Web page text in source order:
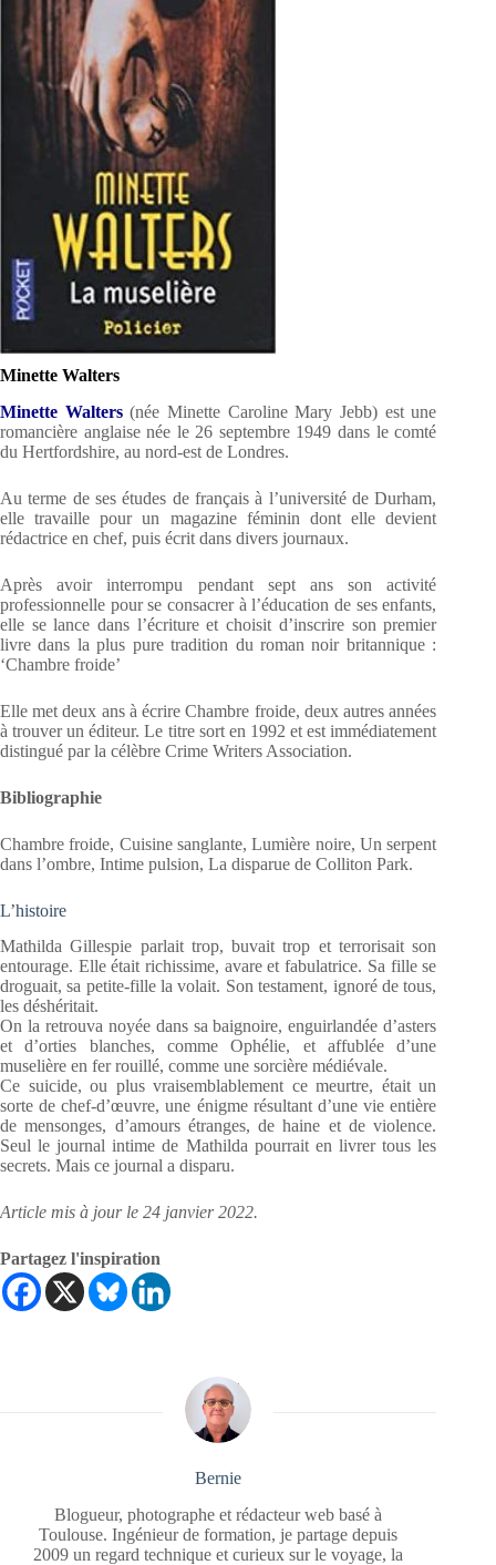
Minette Walters
Minette Walters(née Minette Caroline Mary Jebb) est une
romancière anglaise née le 26 septembre 1949 dans le comté
du Hertfordshire, au nord-est de Londres.
Au terme de ses études de français à l’université de Durham,
elle travaille pour un magazine féminin dont elle devient
rédactrice en chef, puis écrit dans divers journaux.
Après avoir interrompu pendant sept ans son activité
professionnelle pour se consacrer à l’éducation de ses enfants,
elle se lance dans l’écriture et choisit d’inscrire son premier
livre dans la plus pure tradition du roman noir britannique :
‘Chambre froide’
Elle met deux ans à écrire Chambre froide, deux autres années
à trouver un éditeur. Le titre sort en 1992 et est immédiatement
distingué par la célèbre Crime Writers Association.
Bibliographie
Chambre froide, Cuisine sanglante, Lumière noire, Un serpent
dans l’ombre, Intime pulsion, La disparue de Colliton Park.
L’histoire
Mathilda Gillespie parlait trop, buvait trop et terrorisait son
entourage. Elle était richissime, avare et fabulatrice. Sa fille se
droguait, sa petite-fille la volait. Son testament, ignoré de tous,
les déshéritait.
On la retrouva noyée dans sa baignoire, enguirlandée d’asters
et d’orties blanches, comme Ophélie, et affublée d’une
muselière en fer rouillé, comme une sorcière médiévale.
Ce suicide, ou plus vraisemblablement ce meurtre, était un
sorte de chef-d’œuvre, une énigme résultant d’une vie entière
de mensonges, d’amours étranges, de haine et de violence.
Seul le journal intime de Mathilda pourrait en livrer tous les
secrets. Mais ce journal a disparu.
Article mis à jour le 24 janvier 2022.
Partagez l'inspiration
Bernie
Blogueur, photographe et rédacteur web basé à
Toulouse. Ingénieur de formation, je partage depuis
2009 un regard technique et curieux sur le voyage, la